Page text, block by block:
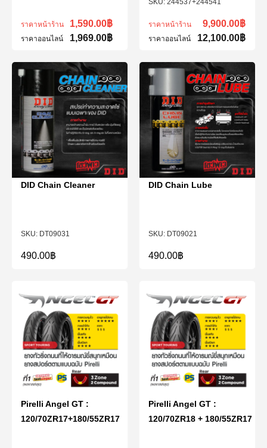
ราคาหน้าร้าน 1,590.00฿
ราคาออนไลน์ 1,969.00฿
244537+244541
ราคาหน้าร้าน 9,900.00฿
ราคาออนไลน์ 12,100.00฿
DT09031
DID Chain Cleaner
490.00฿
DT09021
DID Chain Lube
490.00฿
Pirelli Angel GT :
120/70ZR17+180/55ZR17
Pirelli Angel GT :
120/70ZR18 + 180/55ZR17